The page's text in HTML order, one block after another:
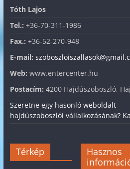
Tóth Lajos
Tel.: +36-70-311-1986
Fax.: +36-52-270-948
E-mail:
Web: www.entercenter.hu
Postacím: 4200 Hajdúszoboszló,
Szeretne egy hasonló weboldalt
hajdúszoboszlói vállalkozásának?
Térkép
Hasznos